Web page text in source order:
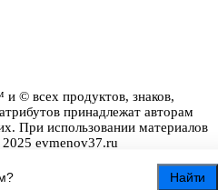
Найти
© всех продуктов, знаков,
принадлежат авторам
При использовании материалов
2025 evmenov37.ru